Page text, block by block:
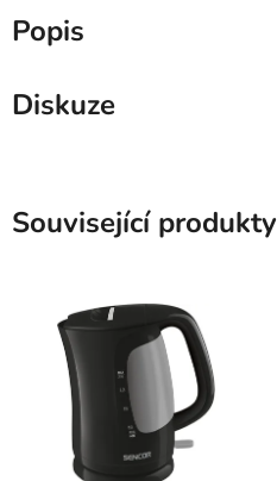
Popis
Diskuze
Související produkty